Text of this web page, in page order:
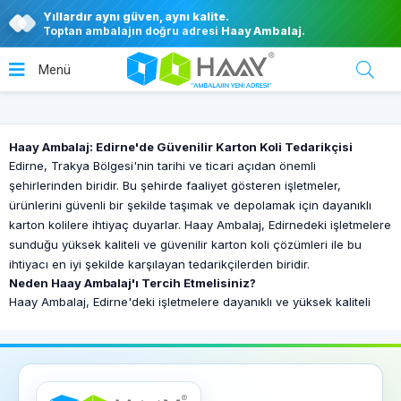
Yıllardır aynı güven, aynı kalite.
Toptan ambalajın doğru adresi Haay Ambalaj.
Haay Ambalaj: Edirne'de Güvenilir Karton Koli Tedarikçisi
Edirne, Trakya Bölgesi'nin tarihi ve ticari açıdan önemli
şehirlerinden biridir. Bu şehirde faaliyet gösteren işletmeler,
ürünlerini güvenli bir şekilde taşımak ve depolamak için dayanıklı
karton kolilere ihtiyaç duyarlar. Haay Ambalaj, Edirnedeki işletmelere
sunduğu yüksek kaliteli ve güvenilir karton koli çözümleri ile bu
ihtiyacı en iyi şekilde karşılayan tedarikçilerden biridir.
Neden Haay Ambalaj'ı Tercih Etmelisiniz?
Haay Ambalaj, Edirne'deki işletmelere dayanıklı ve yüksek kaliteli
darbe, nem gibi dış etkenlerden koruyarak güvenli bir şekilde
taşınmasını ve depolanmasını sağlar. Haay Ambalaj, müşteri
memnuniyetini her zaman ön planda tutarak, işletmenizin